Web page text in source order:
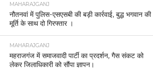
MAHARAJGANJ
नौतनवां में पुलिस-एसएसबी की बड़ी कार्रवाई, बुद्ध भगवान की
मूर्ति के साथ दो गिरफ्तार ।
MAHARAJGANJ
महराजगंज में समाजवादी पार्टी का प्रदर्शन, गैस संकट को
लेकर जिलाधिकारी को सौंपा ज्ञापन।